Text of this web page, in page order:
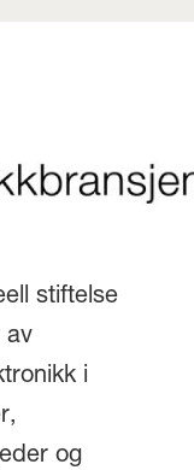
stiftelse
av
i
og